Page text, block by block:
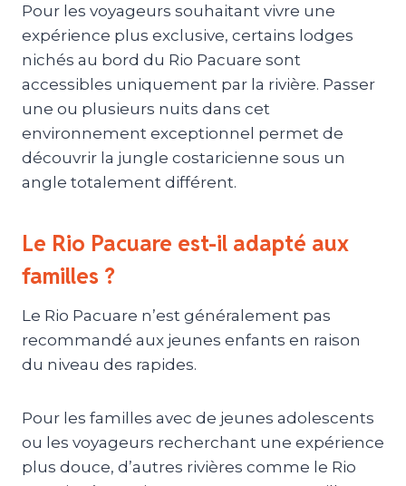
Pour les voyageurs souhaitant vivre une
expérience plus exclusive, certains lodges
nichés au bord du Rio Pacuare sont
accessibles uniquement par la rivière. Passer
une ou plusieurs nuits dans cet
environnement exceptionnel permet de
découvrir la jungle costaricienne sous un
angle totalement différent.
Le Rio Pacuare est-il adapté aux
familles ?
Le Rio Pacuare n’est généralement pas
recommandé aux jeunes enfants en raison
du niveau des rapides.
Pour les familles avec de jeunes adolescents
ou les voyageurs recherchant une expérience
plus douce, d’autres rivières comme le Rio